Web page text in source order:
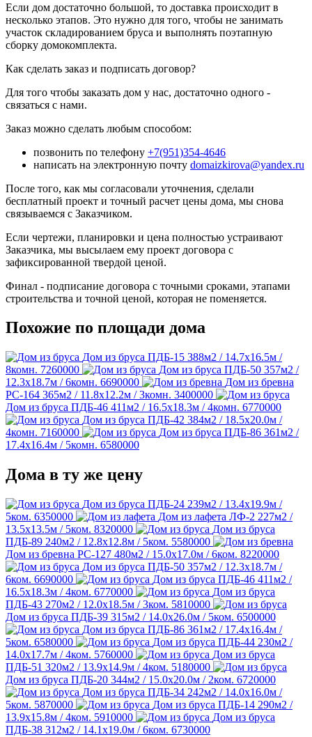
Если дом достаточно большой, то доставка происходит в
несколько этапов. Это нужно для того, чтобы не занимать
участок складированием бруса и выполнять поэтапную
сборку домокомплекта.
Как сделать заказ и подписать договор?
Для того чтобы заказать дом у нас, достаточно одного -
связаться с нами.
Заказ можно сделать любым способом:
позвонить по телефону +7(951)354-4646
написать на электронную почту domaizkirova@yandex.ru
После того, как мы согласовали уточнения, сделали
бесплатный проект и точный расчет цены дома, мы снова
связываемся с Заказчиком.
Если чертежи, планировки и цена полностью устраивают
Заказчика, мы высылаем ему проект договора с
зафиксированной твердой ценой.
Финал - подписание договора с точными сроками, этапами
строительства и точной ценой, которая не поменяется.
Похожие по площади дома
Дом из бруса ПДБ-15 388м2 / 14.7х16.5м /
8комн. 7260000 Дом из бруса ПДБ-50 357м2 /
12.3х18.7м / 6комн. 6690000
Дом из бревна
РС-164 365м2 / 11.8х12.2м / 3комн. 3400000
Дом из бруса ПДБ-46 411м2 / 16.5х18.3м / 4комн. 6770000
Дом из бруса ПДБ-42 384м2 / 18.5х20.0м /
4комн. 7160000 Дом из бруса ПДБ-86 361м2 /
17.4х16.4м / 5комн. 6580000
Дома в ту же цену
Дом из бруса ПДБ-24 239м2 / 13.4х19.9м /
5ком. 6350000 Дом из лафета ЛФ-2 227м2 /
13.5х13.5м / 5ком. 8320000
Дом из бруса
ПДБ-89 240м2 / 12.8х12.8м / 5ком. 5580000
Дом из бревна РС-127 480м2 / 15.0х17.0м / 6ком. 8220000
Дом из бруса ПДБ-50 357м2 / 12.3х18.7м /
6ком. 6690000 Дом из бруса ПДБ-46 411м2 /
16.5х18.3м / 4ком. 6770000
Дом из бруса
ПДБ-43 270м2 / 12.0х18.5м / 3ком. 5810000
Дом из бруса ПДБ-39 315м2 / 14.0х26.0м / 5ком. 6500000
Дом из бруса ПДБ-86 361м2 / 17.4х16.4м /
5ком. 6580000 Дом из бруса ПДБ-44 230м2 /
14.0х17.7м / 4ком. 5760000
Дом из бруса
ПДБ-51 320м2 / 13.9х14.9м / 4ком. 5180000
Дом из бруса ПДБ-20 344м2 / 15.0х20.0м / 2ком. 6720000
Дом из бруса ПДБ-34 242м2 / 14.0х16.0м /
5ком. 5870000 Дом из бруса ПДБ-14 290м2 /
13.9х15.8м / 4ком. 5910000
Дом из бруса
ПДБ-38 312м2 / 14.1х19.0м / 6ком. 6730000